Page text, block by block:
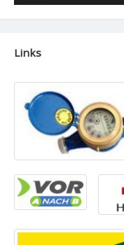
Links